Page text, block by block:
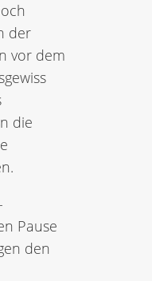
der
vor dem
die
Pause
den